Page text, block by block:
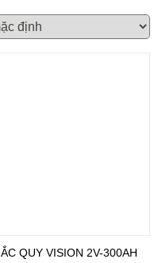
ẮC QUY VISION 2V-300AH